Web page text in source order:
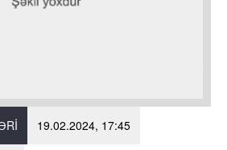
19.02.2024, 17:45